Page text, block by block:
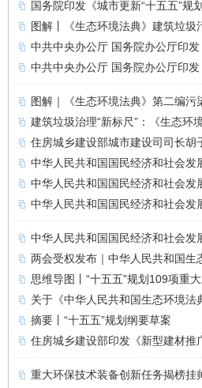
国务院印发《城市更新“十五五”
图解丨《生态环境法典》建筑垃圾
中共中央办公厅 国务院办公厅印
中共中央办公厅 国务院办公厅印
图解｜《生态环境法典》第二编污
建筑垃圾治理“新标尺”：《生态环
住房城乡建设部城市建设司司长
中华人民共和国国民经济和社会发
中华人民共和国国民经济和社会发
中华人民共和国国民经济和社会发
中华人民共和国国民经济和社会发
两会受权发布｜中华人民共和国生
思维导图丨“十五五”规划109项重
关于《中华人民共和国生态环境法
摘要丨“十五五”规划纲要草案
住房城乡建设部印发《新型建材推
重大环保技术装备创新任务揭榜挂